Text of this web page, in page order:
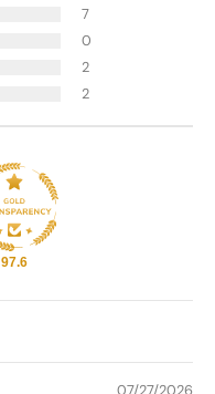
7
0
2
2
97.6